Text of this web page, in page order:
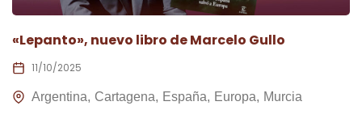
«Lepanto», nuevo libro de Marcelo Gullo
11/10/2025
Argentina Cartagena España Europa Murcia